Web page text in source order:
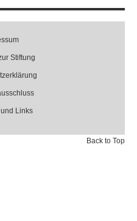
Stiftung
Links
Back to Top